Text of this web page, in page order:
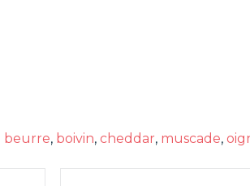
beurre, boivin, cheddar, muscade,